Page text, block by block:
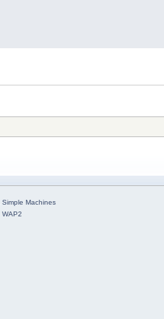
Simple Machines
WAP2